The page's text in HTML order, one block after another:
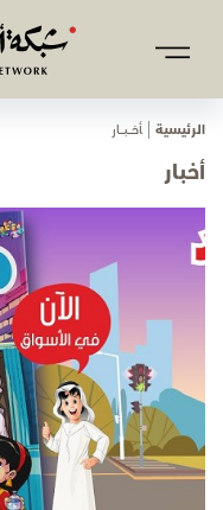
الرئيسية ﺄﺧـــﺒـــﺎر
أخبار